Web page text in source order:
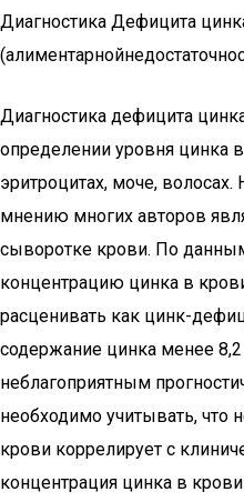
Диагностика Дефицита
Диагностика дефицита
определении уровня цинка
эритроцитах, моче,
мнению многих авторов
сыворотке крови. По
концентрацию цинка в
расценивать как цинк-
содержание цинка менее
неблагоприятным
необходимо учитывать, что
крови коррелирует с
концентрация цинка в